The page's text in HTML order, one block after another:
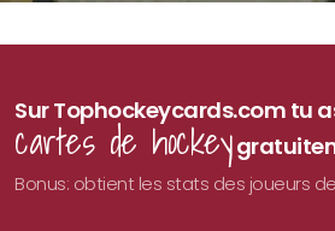
Sur Tophockeycards.com tu
cartes de hockey
Bonus: obtient les stats des joueurs